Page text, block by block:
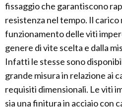
fissaggio che garantiscono
resistenza nel tempo. Il carico
funzionamento delle viti
genere di vite scelta e dalla
Infatti le stesse sono
grande misura in relazione ai
requisiti dimensionali. Le viti
sia una finitura in acciaio con